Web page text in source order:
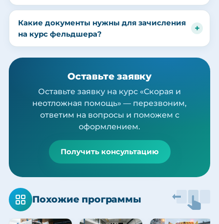
Какие документы нужны для зачисления
на курс фельдшера?
Оставьте заявку
Оставьте заявку на курс «Скорая и
неотложная помощь» — перезвоним,
ответим на вопросы и поможем с
оформлением.
Получить консультацию
Похожие программы